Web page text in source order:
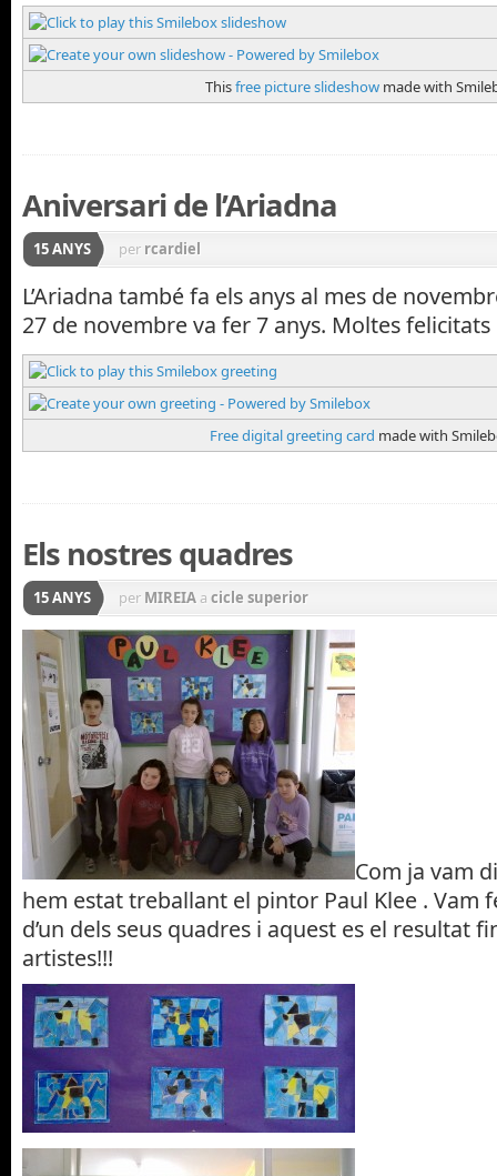
Thisfree picture slideshowmade with
Aniversari de l’Ariadna
15 ANYS per rcardiel
L’Ariadna també fa els anys al mes de
27 de novembre va fer 7 anys. Moltes
Free digital greeting card made with
Els nostres quadres
15 ANYS per MIREIA a cicle superior
Com ja vam
hem estat treballant el pintor Paul Klee . Vam
d’un dels seus quadres i aquest es el resultat
artistes!!!